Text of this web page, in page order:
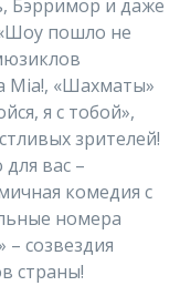
Бэрримор и даже
пошло не
Mia!, «Шахматы»
я с тобой»,
зрителей!
вас –
комедия с
номера
созвездия
страны!